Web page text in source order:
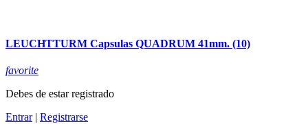
LEUCHTTURM Capsulas QUADRUM 41mm. (10)
favorite
Debes de estar registrado
Entrar| Registrarse